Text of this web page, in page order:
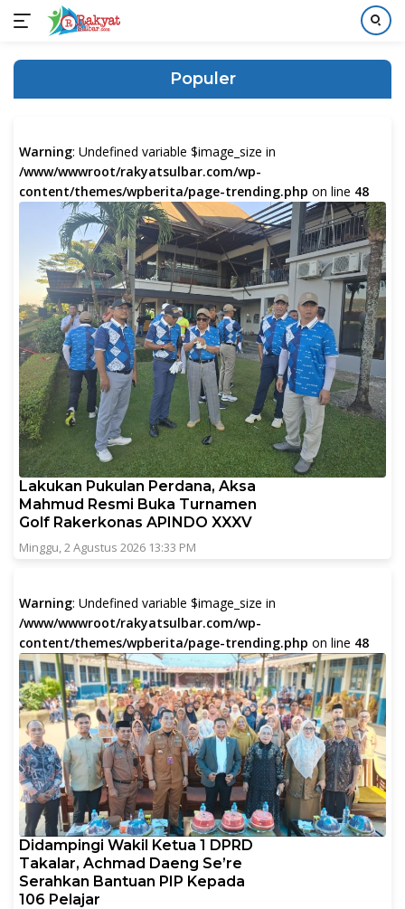
Populer
Warning: Undefined variable $image_size in
/www/wwwroot/rakyatsulbar.com/wp-
content/themes/wpberita/page-trending.php on line 48
Lakukan Pukulan Perdana, Aksa
Mahmud Resmi Buka Turnamen
Golf Rakerkonas APINDO XXXV
Minggu, 2 Agustus 2026 13:33 PM
Warning: Undefined variable $image_size in
/www/wwwroot/rakyatsulbar.com/wp-
content/themes/wpberita/page-trending.php on line 48
Didampingi Wakil Ketua 1 DPRD
Takalar, Achmad Daeng Se’re
Serahkan Bantuan PIP Kepada
106 Pelajar